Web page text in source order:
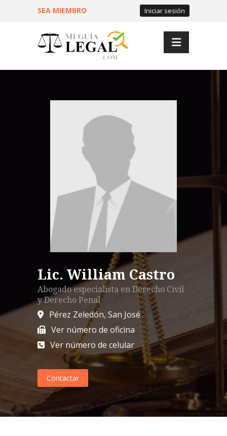
SEA MIEMBRO Iniciar sesión
Lic. William Castro
Abogado especialista en Derecho Civil
yDerecho Penal
Pérez Zeledón, San José
Ver número de oficina
Ver número de celular
Contactar